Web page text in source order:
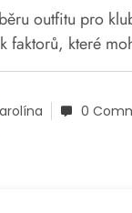
outfitu pro
faktorů, které
0